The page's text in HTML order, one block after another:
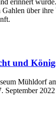
über ihre
und
Mühldorf
September